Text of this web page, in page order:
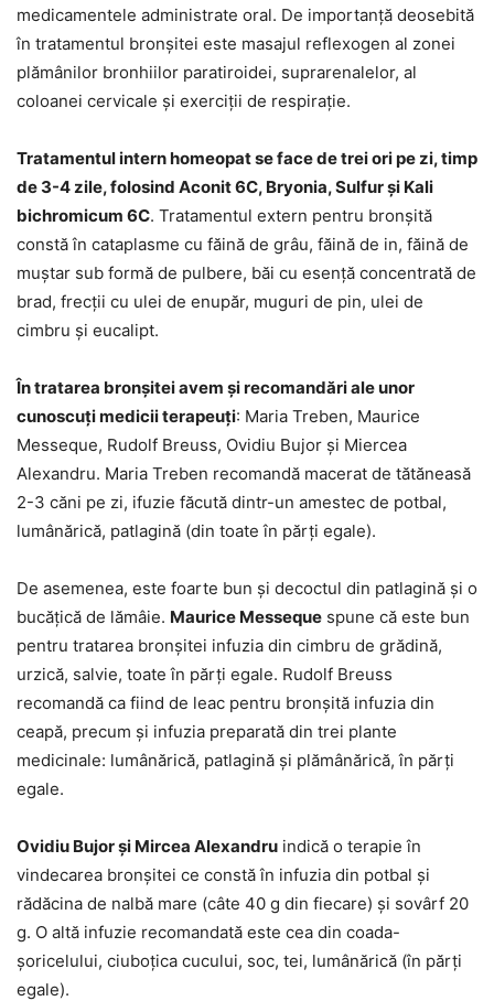
medicamentele administrate oral. De importanță deosebită
în tratamentul bronșitei este masajul reflexogen al zonei
plămânilor bronhiilor paratiroidei, suprarenalelor, al
coloanei cervicale și exerciții de respirație.
Tratamentul intern homeopat se face de trei ori pe zi, timp
de 3-4 zile, folosind Aconit 6C, Bryonia, Sulfur și Kali
bichromicum 6C. Tratamentul extern pentru bronșită
constă în cataplasme cu făină de grâu, făină de in, făină de
muștar sub formă de pulbere, băi cu esență concentrată de
brad, frecții cu ulei de enupăr, muguri de pin, ulei de
cimbru și eucalipt.
În tratarea bronșitei avem și recomandări ale unor
cunoscuți medicii terapeuți: Maria Treben, Maurice
Messeque, Rudolf Breuss, Ovidiu Bujor și Miercea
Alexandru. Maria Treben recomandă macerat de tătăneasă
2-3 căni pe zi, ifuzie făcută dintr-un amestec de potbal,
lumânărică, patlagină (din toate în părți egale).
De asemenea, este foarte bun și decoctul din patlagină și o
bucățică de lămâie. Maurice Messeque spune că este bun
pentru tratarea bronșitei infuzia din cimbru de grădină,
urzică, salvie, toate în părți egale. Rudolf Breuss
recomandă ca fiind de leac pentru bronșită infuzia din
ceapă, precum și infuzia preparată din trei plante
medicinale: lumânărică, patlagină și plămânărică, în părți
egale.
Ovidiu Bujor și Mircea Alexandru indică o terapie în
vindecarea bronșitei ce constă în infuzia din potbal și
rădăcina de nalbă mare (câte 40 g din fiecare) și sovârf 20
g. O altă infuzie recomandată este cea din coada-
șoricelului, ciuboțica cucului, soc, tei, lumânărică (în părți
egale).